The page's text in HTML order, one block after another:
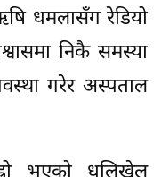
धमलासँग रेडियो
निकै समस्या
गरेर अस्पताल